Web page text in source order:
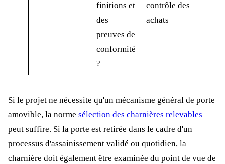
finitions et
des
preuves de
conformité
?
contrôle des
achats
Si le projet ne nécessite qu'un mécanisme général de porte
amovible, la norme sélection des charnières relevables
peut suffire. Si la porte est retirée dans le cadre d'un
processus d'assainissement validé ou quotidien, la
charnière doit également être examinée du point de vue de